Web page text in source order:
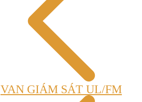
VAN GIÁM SÁT UL/FM